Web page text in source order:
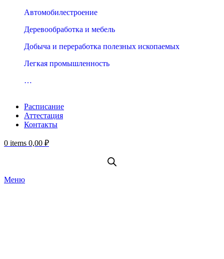
Автомобилестроение
Деревообработка и мебель
Добыча и переработка полезных ископаемых
Легкая промышленность
…
Расписание
Аттестация
Контакты
0 items 0,00 ₽
Меню